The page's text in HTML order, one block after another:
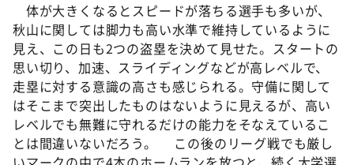
体が大きくなるとスピードが落ちる選手も多いが、
秋山に関しては脚力も高い水準で維持しているように
見え、この日も2つの盗塁を決めて見せた。スタートの
思い切り、加速、スライディングなどが高レベルで、
走塁に対する意識の高さも感じられる。守備に関して
はそこまで突出したものはないように見えるが、高い
レベルでも無難に守れるだけの能力をそなえているこ
とは間違いないだろう。 この後のリーグ戦でも厳し